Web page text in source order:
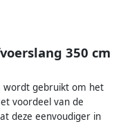
350 cm
wordt gebruikt om het
voordeel van de
deze eenvoudiger in